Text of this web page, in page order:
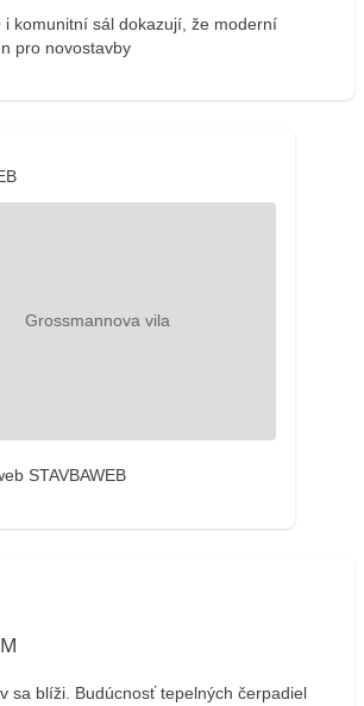
i komunitní sál dokazují, že moderní
pro novostavby
STAVBAWEB
sa blíži. Budúcnosť tepelných čerpadiel